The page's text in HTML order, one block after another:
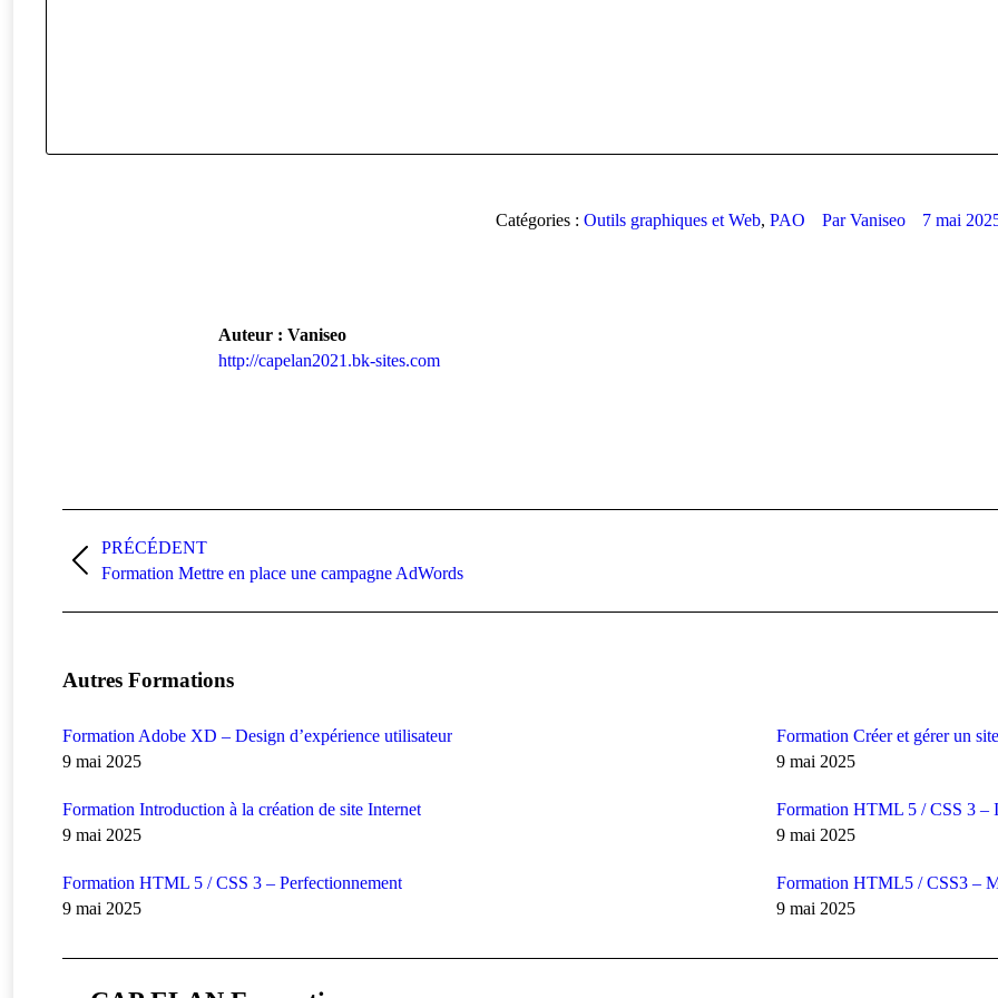
Catégories : Outils graphiques et Web, PAO ParVaniseo 7 mai
Auteur : Vaniseo
http://capelan2021.bk-sites.com
article
PRÉCÉDENT
Article
:
Formation Mettre en place une campagne AdWords
:
Autres Formations
Formation Adobe XD – Design d’expérience utilisateur
9 mai 2025
Formation Créer et gérer un
9 mai 2025
Formation Introduction à la création de site Internet
9 mai 2025
Formation HTML 5 / CSS 3 –
9 mai 2025
Formation HTML 5 / CSS 3 – Perfectionnement
9 mai 2025
Formation HTML5 / CSS3 –
9 mai 2025